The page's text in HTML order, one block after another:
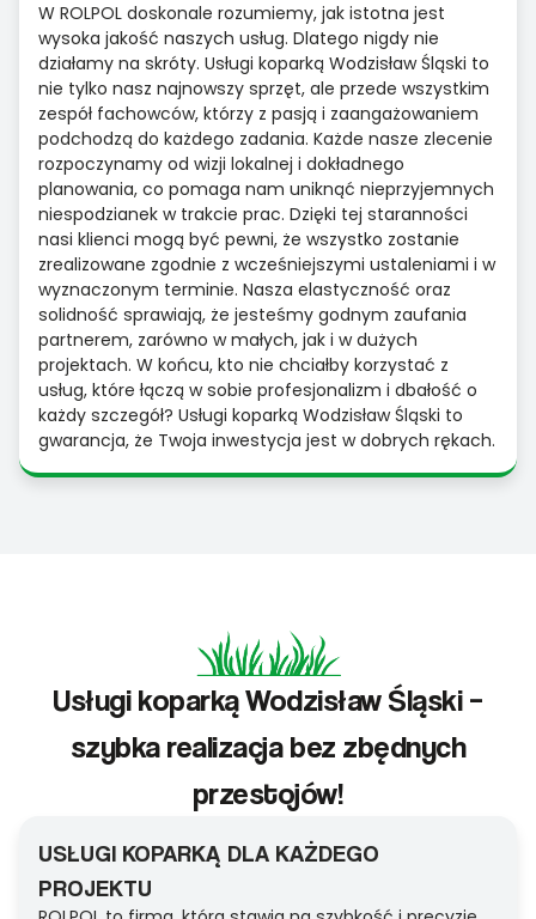
W ROLPOL doskonale rozumiemy, jak istotna jest
wysoka jakość naszych usług. Dlatego nigdy nie
działamy na skróty. Usługi koparką Wodzisław Śląski to
nie tylko nasz najnowszy sprzęt, ale przede wszystkim
zespół fachowców, którzy z pasją i zaangażowaniem
podchodzą do każdego zadania. Każde nasze zlecenie
rozpoczynamy od wizji lokalnej i dokładnego
planowania, co pomaga nam uniknąć nieprzyjemnych
niespodzianek w trakcie prac. Dzięki tej staranności
nasi klienci mogą być pewni, że wszystko zostanie
zrealizowane zgodnie z wcześniejszymi ustaleniami i w
wyznaczonym terminie. Nasza elastyczność oraz
solidność sprawiają, że jesteśmy godnym zaufania
partnerem, zarówno w małych, jak i w dużych
projektach. W końcu, kto nie chciałby korzystać z
usług, które łączą w sobie profesjonalizm i dbałość o
każdy szczegół? Usługi koparką Wodzisław Śląski to
gwarancja, że Twoja inwestycja jest w dobrych rękach.
Usługi koparką Wodzisław Śląski –
szybka realizacja bez zbędnych
przestojów!
USŁUGI KOPARKĄ DLA KAŻDEGO
PROJEKTU